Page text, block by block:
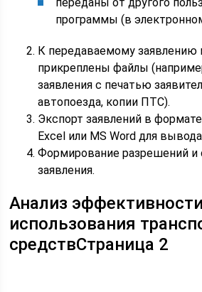
программы (в
К передаваемому заявлению
прикреплены файлы
заявления с печатью
автопоезда, копии ПТС).
Экспорт заявлений в
Excel или MS Word для
Формирование разрешений и
заявления.
Анализ эффективности
использования
средствСтраница 2